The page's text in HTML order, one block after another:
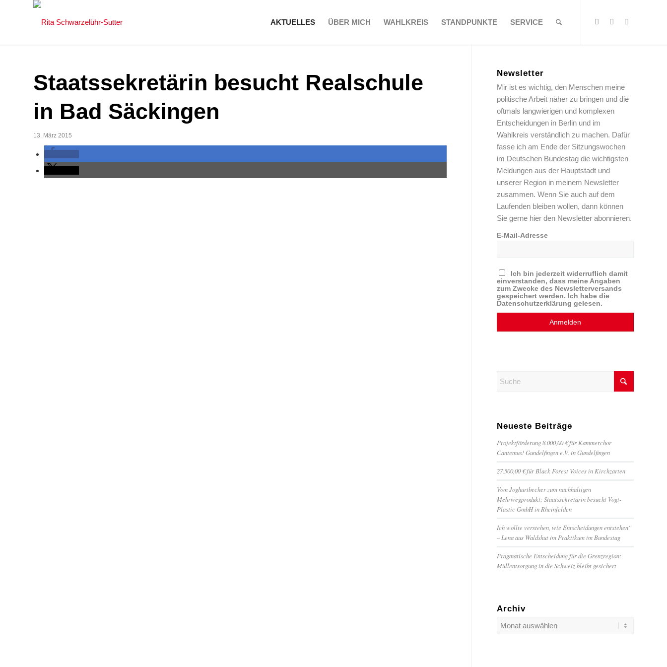
AKTUELLES ÜBER MICH WAHLKREIS STANDPUNKTE SERVICE
Staatssekretärin besucht Realschule
in Bad Säckingen
13. März 2015
Newsletter
Mir ist es wichtig, den Menschen meine
politische Arbeit näher zu bringen und die
oftmals langwierigen und komplexen
Entscheidungen in Berlin und im
Wahlkreis verständlich zu machen. Dafür
fasse ich am Ende der Sitzungswochen
im Deutschen Bundestag die wichtigsten
Meldungen aus der Hauptstadt und
unserer Region in meinem Newsletter
zusammen. Wenn Sie auch auf dem
Laufenden bleiben wollen, dann können
Sie gerne hier den Newsletter abonnieren.
E-Mail-Adresse
Ich bin jederzeit widerruflich damit
einverstanden, dass meine Angaben
zum Zwecke des Newsletterversands
gespeichert werden. Ich habe die
Datenschutzerklärung gelesen.
Neueste Beiträge
Projektförderung 8.000,00 € für Kammerchor
Cantemus! Gundelfingen e.V. in Gundelfingen
27.500,00 € für Black Forest Voices in Kirchzarten
Vom Joghurtbecher zum nachhaltigen
Mehrwegprodukt: Staatssekretärin besucht Vogt-
Plastic GmbH in Rheinfelden
Ich wollte verstehen, wie Entscheidungen entstehen“
– Lena aus Waldshut im Praktikum im Bundestag
Pragmatische Entscheidung für die Grenzregion:
Müllentsorgung in die Schweiz bleibt gesichert
Archiv